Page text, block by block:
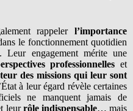
rappeler l’importance
le fonctionnement quotidien
Leur engagement mérite une
professionnelles et
des missions qui leur sont
à leur égard révèle certaines
ne manquent jamais de
leurrôle indispensable… mais